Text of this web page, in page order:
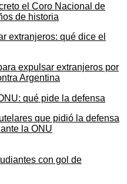
el Coro Nacional de
de historia
expulsar extranjeros por
Argentina
que pidió la defensa
la ONU